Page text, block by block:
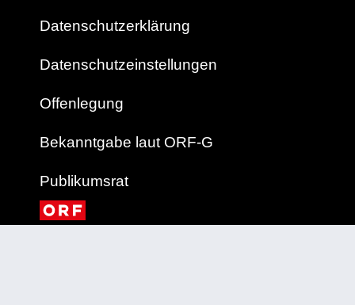
Datenschutzerklärung
Datenschutzeinstellungen
Offenlegung
Bekanntgabe laut ORF-G
Publikumsrat